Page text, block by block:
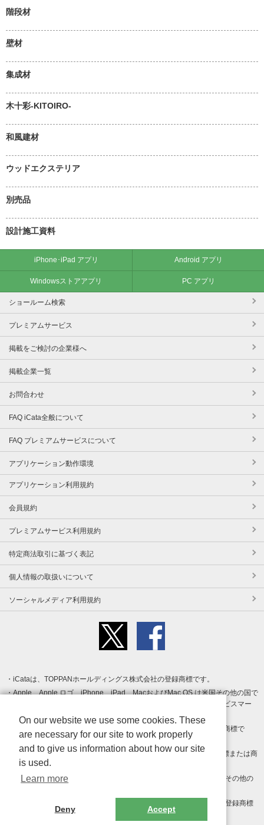
階段材
壁材
集成材
木十彩-KITOIRO-
和風建材
ウッドエクステリア
別売品
設計施工資料
iPhone･iPad アプリ Android アプリ
Windowsストアアプリ PC アプリ
ショールーム検索
プレミアムサービス
掲載をご検討の企業様へ
掲載企業一覧
お問合わせ
FAQ iCata全般について
FAQ プレミアムサービスについて
アプリケーション動作環境
アプリケーション利用規約
会員規約
プレミアムサービス利用規約
特定商法取引に基づく表記
個人情報の取扱いについて
ソーシャルメディア利用規約
iCataは、TOPPANホールディングス株式会社の登録商標です。
Apple、Apple ロゴ、iPhone、iPad、MacおよびMac OS は米国その他の国で
登録された Apple Inc. の商標です。App Store は Apple Inc. のサービスマー
クです。
Android、Google Play および Google Play ロゴ は Google LLC の商標で
す。
Windows は Microsoft Inc.の米国およびその他の国における登録商標または商
標です。
Adobe、Adobe Reader、Adobe PDF は、Adobe Inc.の米国およびその他の
その他、記載されている会社名、商品名、ロゴは各社の商標または登録商標
On our website we use some cookies. These
are necessary for our site to work properly
and to give us information about how our site
is used.
Learn more
Deny Accept